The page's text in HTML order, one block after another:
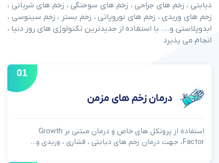
دیابتی ، زخم های جراحی ، زخم های سوختگی ، زخم های شریانی ،
زخم های وریدی ، زخم های نوروپاتی ، زخم بستر ، زخم سینوسی ،
ابدوپلاستی و…. با استفاده از جدیدترین تکنولوژی های روز دنیا ،
انجام می پذیرد
01
درمان زخم های مزمن
استفاده از پروتکل های خاص و درمان مبتنی بر Growth
Factor، جهت درمان زخم های دیابتی ، فشاری ، وریدی و...